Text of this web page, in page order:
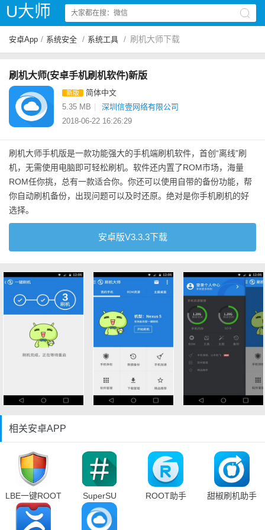
U大师
安卓App / 系统安全 / 系统工具 / 刷机大师下载
刷机大师(安卓手机刷机软件)新版
新版
简体中文
5.35 MB
深圳信壹网络有限公司
2018-06-22 16:26:29
刷机大师手机版是一款功能强大的手机端刷机软件，首创“离线”刷
机，无需使用电脑即可轻松刷机。软件还内置了ROM市场，海量
ROM任你挑，总有一款适合你。你还可以使用自带的备份功能，帮
你自动刷机备份，出现问题可以及时还原。绝对是你手机刷机的好
选择。
安卓版V3.3.3下载
相关安卓APP
LBE一键ROOT SuperSU ROOT助手 甜椒刷机助手